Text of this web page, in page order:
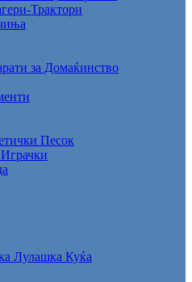
Трактори
за Домаќинство
Песок
Лулашка Куќа